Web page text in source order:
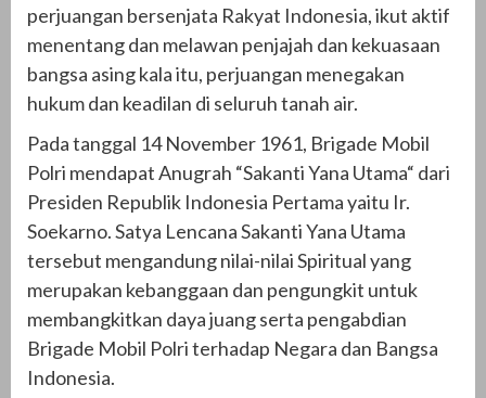
perjuangan bersenjata Rakyat Indonesia, ikut aktif
menentang dan melawan penjajah dan kekuasaan
bangsa asing kala itu, perjuangan menegakan
hukum dan keadilan di seluruh tanah air.
Pada tanggal 14 November 1961, Brigade Mobil
Polri mendapat Anugrah “Sakanti Yana Utama“ dari
Presiden Republik Indonesia Pertama yaitu Ir.
Soekarno. Satya Lencana Sakanti Yana Utama
tersebut mengandung nilai-nilai Spiritual yang
merupakan kebanggaan dan pengungkit untuk
membangkitkan daya juang serta pengabdian
Brigade Mobil Polri terhadap Negara dan Bangsa
Indonesia.